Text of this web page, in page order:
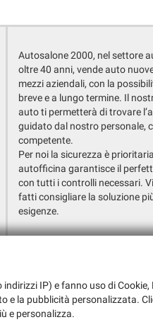
Autosalone 2000, nel settore
oltre 40 anni, vende auto
mezzi aziendali, con la
breve e a lungo termine. Il
auto ti permetterà di trovare
guidato dal nostro personale,
competente.
Per noi la sicurezza è
autofficina garantisce il
con tutti i controlli necessari.
fatti consigliare la soluzione
esigenze.
C.F/P.IVA:03147730265
Registro delle imprese:TV
IP) e fanno uso di
la pubblicità personalizzata.
e personalizza.